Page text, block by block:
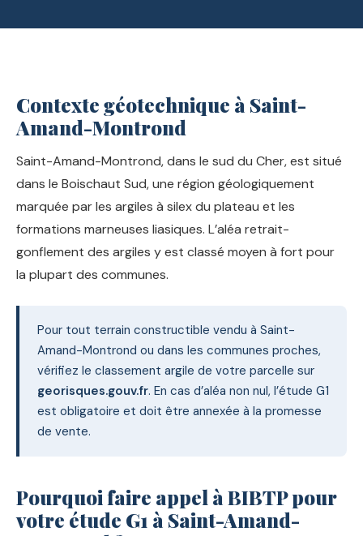
Contexte géotechnique à Saint-
Amand-Montrond
Saint-Amand-Montrond, dans le sud du Cher, est situé
dans le Boischaut Sud, une région géologiquement
marquée par les argiles à silex du plateau et les
formations marneuses liasiques. L’aléa retrait-
gonflement des argiles y est classé moyen à fort pour
la plupart des communes.
Pour tout terrain constructible vendu à Saint-
Amand-Montrond ou dans les communes proches,
vérifiez le classement argile de votre parcelle sur
georisques.gouv.fr. En cas d’aléa non nul, l’étude G1
est obligatoire et doit être annexée à la promesse
de vente.
Pourquoi faire appel à BIBTP pour
votre étude G1 à Saint-Amand-